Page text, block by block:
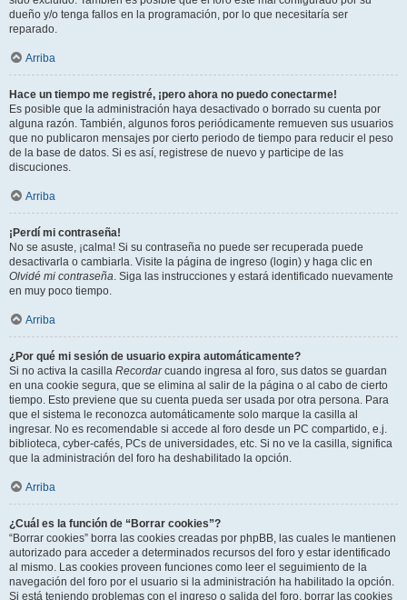
dueño y/o tenga fallos en la programación, por lo que necesitaría ser
reparado.
Arriba
Hace un tiempo me registré, ¡pero ahora no puedo conectarme!
Es posible que la administración haya desactivado o borrado su cuenta por
alguna razón. También, algunos foros periódicamente remueven sus usuarios
que no publicaron mensajes por cierto periodo de tiempo para reducir el peso
de la base de datos. Si es así, registrese de nuevo y participe de las
discuciones.
Arriba
¡Perdí mi contraseña!
No se asuste, ¡calma! Si su contraseña no puede ser recuperada puede
desactivarla o cambiarla. Visite la página de ingreso (login) y haga clic en
Olvidé mi contraseña. Siga las instrucciones y estará identificado nuevamente
en muy poco tiempo.
Arriba
¿Por qué mi sesión de usuario expira automáticamente?
Si no activa la casilla Recordarcuando ingresa al foro, sus datos se guardan
en una cookie segura, que se elimina al salir de la página o al cabo de cierto
tiempo. Esto previene que su cuenta pueda ser usada por otra persona. Para
que el sistema le reconozca automáticamente solo marque la casilla al
ingresar. No es recomendable si accede al foro desde un PC compartido, e.j.
biblioteca, cyber-cafés, PCs de universidades, etc. Si no ve la casilla, significa
que la administración del foro ha deshabilitado la opción.
Arriba
¿Cuál es la función de “Borrar cookies”?
“Borrar cookies” borra las cookies creadas por phpBB, las cuales le mantienen
autorizado para acceder a determinados recursos del foro y estar identificado
al mismo. Las cookies proveen funciones como leer el seguimiento de la
navegación del foro por el usuario si la administración ha habilitado la opción.
Si está teniendo problemas con el ingreso o salida del foro, borrar las cookies